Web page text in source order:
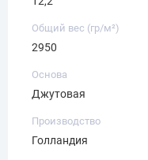
Общий вес (гр/м²)
2950
Основа
Джутовая
Производство
Голландия